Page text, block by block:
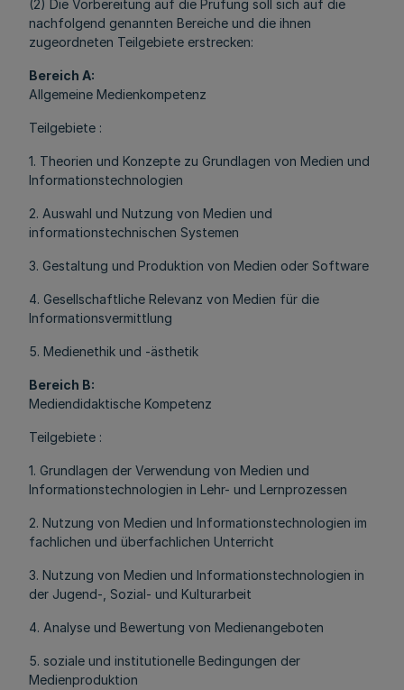
(2) Die Vorbereitung auf die Prüfung soll sich auf die
nachfolgend genannten Bereiche und die ihnen
zugeordneten Teilgebiete erstrecken:
Bereich A:
Allgemeine Medienkompetenz
Teilgebiete :
1. Theorien und Konzepte zu Grundlagen von Medien und
Informationstechnologien
2. Auswahl und Nutzung von Medien und
informationstechnischen Systemen
3. Gestaltung und Produktion von Medien oder Software
4. Gesellschaftliche Relevanz von Medien für die
Informationsvermittlung
5. Medienethik und -ästhetik
Bereich B:
Mediendidaktische Kompetenz
Teilgebiete :
1. Grundlagen der Verwendung von Medien und
Informationstechnologien in Lehr- und Lernprozessen
2. Nutzung von Medien und Informationstechnologien im
fachlichen und überfachlichen Unterricht
3. Nutzung von Medien und Informationstechnologien in
der Jugend-, Sozial- und Kulturarbeit
4. Analyse und Bewertung von Medienangeboten
5. soziale und institutionelle Bedingungen der
Medienproduktion